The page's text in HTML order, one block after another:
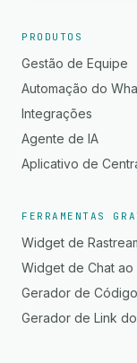
PRODUTOS
Gestão de Equipe
Automação do
Integrações
Agente de IA
Aplicativo de
FERRAMENTAS
Widget de
Widget de Chat
Gerador de
Gerador de Link